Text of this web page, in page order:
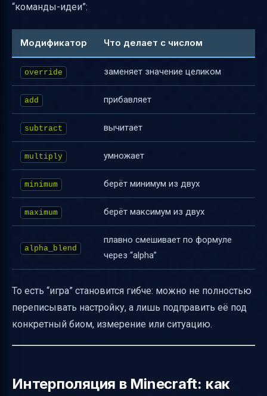
“команды-идеи”:
Модификатор Что делает с числом
override заменяет значение целиком
add прибавляет
subtract вычитает
multiply умножает
minimum берёт минимум из двух
maximum берёт максимум из двух
alpha_blend
плавно смешивает по формуле
через “alpha”
То есть “игра” становится гибче: можно не полностью
переписывать настройку, а лишь подправить её под
конкретный биом, измерение или ситуацию.
Интерполяция в Minecraft: как